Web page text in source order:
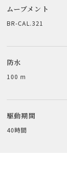
ムーブメント
BR-CAL.321
防水
100 m
駆動期間
40時間